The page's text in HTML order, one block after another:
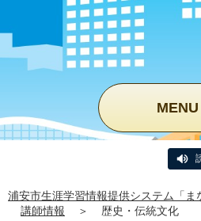
MENU
浦安市生涯学習情報提供システム「ま
講師情報
＞ 歴史・伝統文化